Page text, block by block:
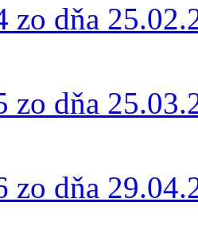
zo dňa
zo dňa
zo dňa